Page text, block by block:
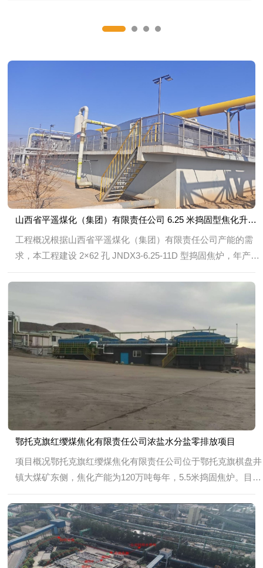
度回顾：耕耘织梦，致敬不凡】 回望2024，我们用汗水书
山西省平遥煤化（集团）有限责任公司 6.25 米捣固型焦化升级改造项目 酚氰废水处理站工程总承包项目
工程概况根据山西省平遥煤化（集团）有限责任公司产能的需
求，本工程建设 2×62 孔 JNDX3-6.25-11D 型捣固焦炉，年产焦
鄂托克旗红缨煤焦化有限责任公司浓盐水分盐零排放项目
项目概况鄂托克旗红缨煤焦化有限责任公司位于鄂托克旗棋盘井
镇大煤矿东侧，焦化产能为120万吨每年，5.5米捣固焦炉。目前
沉池+接触氧化池+混凝反应池+混凝沉淀池...